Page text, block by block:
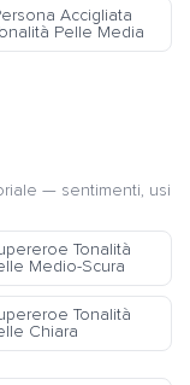
Accigliata
Pelle Media
— sentimenti, usi
Tonalità
Medio-Scura
Tonalità
Chiara